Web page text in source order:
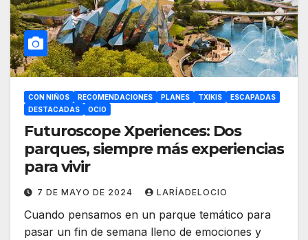
CON NIÑOS RECOMENDACIONES PLANES TXIKIS
ESCAPADAS
DESTACADAS
OCIO
Futuroscope Xperiences: Dos
parques, siempre más experiencias
para vivir
7 DE MAYO DE 2024 LARÍADELOCIO
Cuando pensamos en un parque temático para
pasar un fin de semana lleno de emociones y